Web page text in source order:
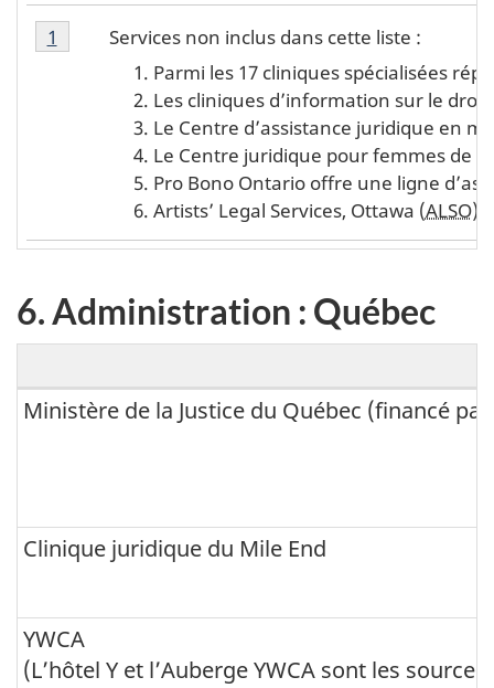
:
n
a
r
Note de bas de page du 5. Administration :
Note de bas de page 1 du 5. Administration :
Services non inclus dans cette liste :
Parmi les 17 cliniques spécialisées
Les cliniques d’information sur le
Le Centre d’assistance juridique en
Le Centre juridique pour femmes de
Pro Bono Ontario offre une ligne
Artists’ Legal Services, Ottawa (ALSO)
Retour à la référence de la note
1 du 5. Administration : Ontario
6. Administration : Québec
6
d
m
n
i
Ministère de la Justice du Québec (financé
Clinique juridique du Mile End
YWCA
(L’hôtel Y et l’Auberge YWCA sont les